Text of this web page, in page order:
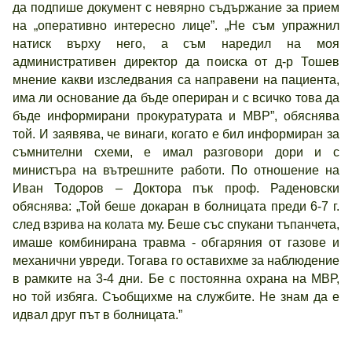
да подпише документ с невярно съдържание за прием
на „оперативно интересно лице”. „Не съм упражнил
натиск върху него, а съм наредил на моя
административен директор да поиска от д-р Тошев
мнение какви изследвания са направени на пациента,
има ли основание да бъде опериран и с всичко това да
бъде информирани прокуратурата и МВР”, обяснява
той. И заявява, че винаги, когато е бил информиран за
съмнителни схеми, е имал разговори дори и с
министъра на вътрешните работи. По отношение на
Иван Тодоров – Доктора пък проф. Раденовски
обяснява: „Той беше докаран в болницата преди 6-7 г.
след взрива на колата му. Беше със спукани тъпанчета,
имаше комбинирана травма - обгаряния от газове и
механични увреди. Тогава го оставихме за наблюдение
в рамките на 3-4 дни. Бе с постоянна охрана на МВР,
но той избяга. Съобщихме на службите. Не знам да е
идвал друг път в болницата.”